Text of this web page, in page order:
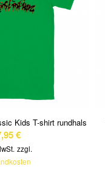
Kids T-shirt rundhals
€
zzgl.